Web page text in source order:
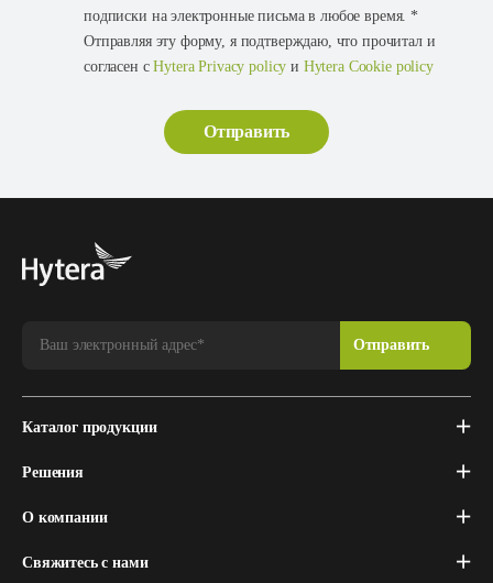
подписки на электронные письма в любое время. *
Отправляя эту форму, я подтверждаю, что прочитал и
согласен сHytera Privacy policy и Hytera Cookie policy
Каталог продукции
Решения
О компании
Свяжитесь с нами